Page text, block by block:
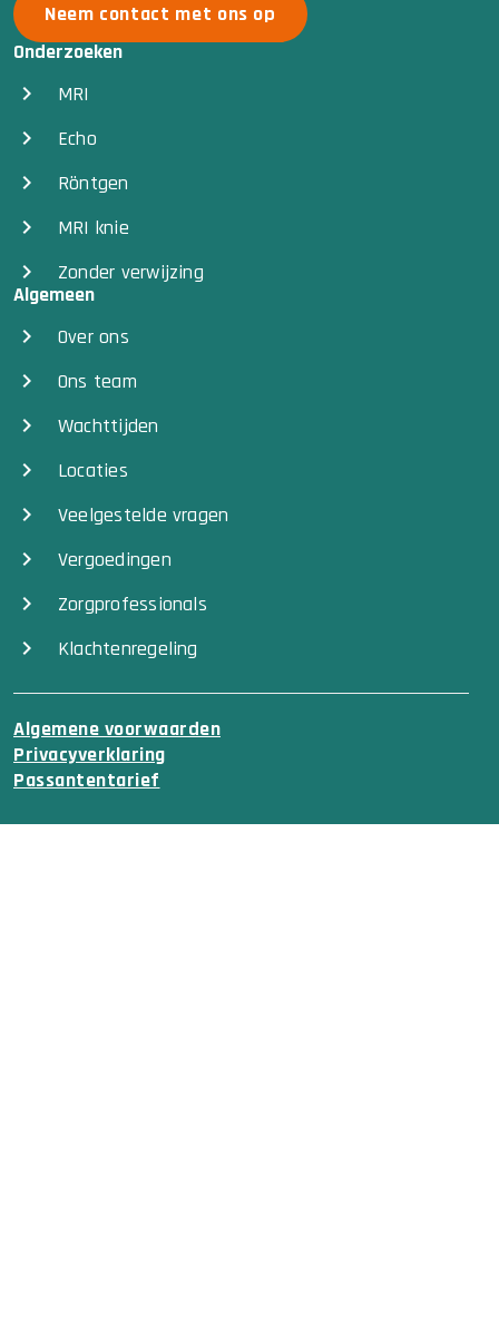
Neem contact met ons op
Onderzoeken
MRI
Echo
Röntgen
MRI knie
Zonder verwijzing
Algemeen
Over ons
Ons team
Wachttijden
Locaties
Veelgestelde vragen
Vergoedingen
Zorgprofessionals
Klachtenregeling
Algemene voorwaarden
Privacyverklaring
Passantentarief